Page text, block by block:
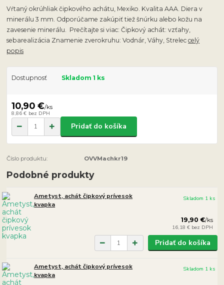
Vŕtaný okrúhliak čipkového achátu, Mexiko. Kvalita AAA. Diera v
minerálu 3 mm. Odporúčame zakúpiť tiež šnúrku alebo kožu na
zavesenie minerálu. Prečítajte si viac: Čipkový achát: vzťahy,
sebarealizácia Znamenie zverokruhu: Vodnár, Váhy, Streleccelý
popis
Dostupnosť Skladom 1 ks
10,90 €/ks
8,86 € bez DPH
Pridať do košíka
Číslo produktu: OVVMachkr19
Podobné produkty
Ametyst, achát čipkový prívesok
kvapka
19,90 €/ks
16,18 € bez DPH
Skladom 1 ks
Pridať do košíka
Ametyst, achát čipkový prívesok
kvapka
Skladom 1 ks